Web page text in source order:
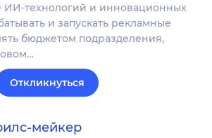
ИИ-технологий и инновационных
и запускать рекламные
бюджетом подразделения,
Откликнуться
мейкер